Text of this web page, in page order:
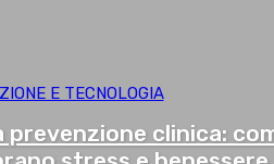
E TECNOLOGIA
prevenzione clinica: